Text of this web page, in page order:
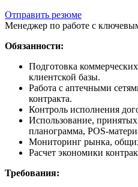
Отправить резюме
Менеджер по работе с
Обязанности:
Подготовка
клиентской базы.
Работа с аптечными
контракта.
Контроль исполнения
Использование,
планограмма, POS-
Мониторинг рынка,
Расчет экономики
Требования: